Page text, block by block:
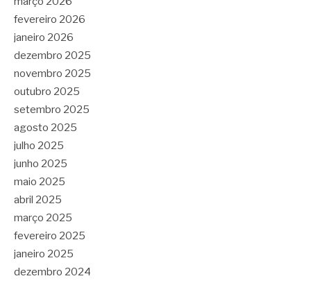
fevereiro 2026
janeiro 2026
dezembro 2025
novembro 2025
outubro 2025
setembro 2025
agosto 2025
julho 2025
junho 2025
maio 2025
abril 2025
março 2025
fevereiro 2025
janeiro 2025
dezembro 2024